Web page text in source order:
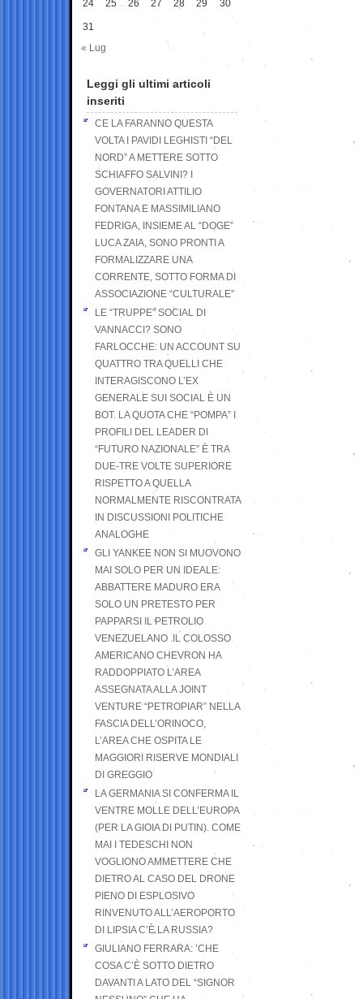
24 25 26 27 28 29 30
31
« Lug
Leggi gli ultimi articoli
inseriti
CE LA FARANNO QUESTA
VOLTA I PAVIDI LEGHISTI “DEL
NORD” A METTERE SOTTO
SCHIAFFO SALVINI? I
GOVERNATORI ATTILIO
FONTANA E MASSIMILIANO
FEDRIGA, INSIEME AL “DOGE”
LUCA ZAIA, SONO PRONTI A
FORMALIZZARE UNA
CORRENTE, SOTTO FORMA DI
ASSOCIAZIONE “CULTURALE”
LE “TRUPPE” SOCIAL DI
VANNACCI? SONO
FARLOCCHE: UN ACCOUNT SU
QUATTRO TRA QUELLI CHE
INTERAGISCONO L’EX
GENERALE SUI SOCIAL È UN
BOT. LA QUOTA CHE “POMPA” I
PROFILI DEL LEADER DI
“FUTURO NAZIONALE” È TRA
DUE-TRE VOLTE SUPERIORE
RISPETTO A QUELLA
NORMALMENTE RISCONTRATA
IN DISCUSSIONI POLITICHE
ANALOGHE
GLI YANKEE NON SI MUOVONO
MAI SOLO PER UN IDEALE:
ABBATTERE MADURO ERA
SOLO UN PRETESTO PER
PAPPARSI IL PETROLIO
VENEZUELANO .IL COLOSSO
AMERICANO CHEVRON HA
RADDOPPIATO L’AREA
ASSEGNATA ALLA JOINT
VENTURE “PETROPIAR” NELLA
FASCIA DELL’ORINOCO,
L’AREA CHE OSPITA LE
MAGGIORI RISERVE MONDIALI
DI GREGGIO
LA GERMANIA SI CONFERMA IL
VENTRE MOLLE DELL’EUROPA
(PER LA GIOIA DI PUTIN). COME
MAI I TEDESCHI NON
VOGLIONO AMMETTERE CHE
DIETRO AL CASO DEL DRONE
PIENO DI ESPLOSIVO
RINVENUTO ALL’AEROPORTO
DI LIPSIA C’È LA RUSSIA?
GIULIANO FERRARA: ’CHE
COSA C’È SOTTO DIETRO
DAVANTI A LATO DEL “SIGNOR